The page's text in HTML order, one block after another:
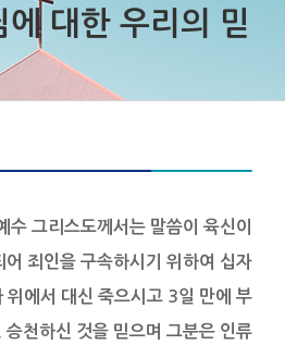
대한 우리의 믿
수 그리스도께서는 말씀이 육신이
어 죄인을 구속하시기 위하여 십자
위에서 대신 죽으시고 3일 만에 부
승천하신 것을 믿으며 그분은 인류